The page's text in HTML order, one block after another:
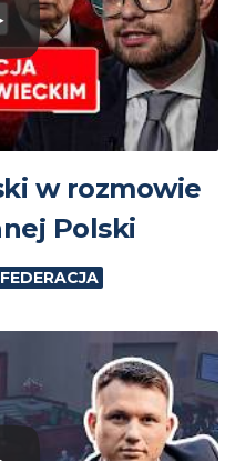
w rozmowie
Polski